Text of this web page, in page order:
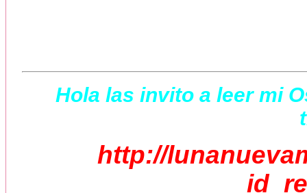
Hola las invito a leer mi
http://